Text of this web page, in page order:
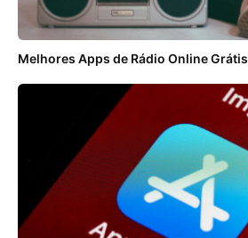
Melhores Apps de Rádio Online Grátis